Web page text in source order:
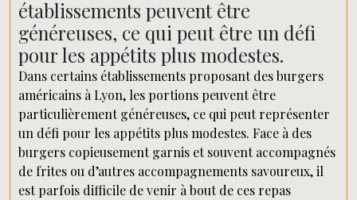
établissements peuvent être
généreuses, ce qui peut être un défi
pour les appétits plus modestes.
Dans certains établissements proposant des burgers
américains à Lyon, les portions peuvent être
particulièrement généreuses, ce qui peut représenter
un défi pour les appétits plus modestes. Face à des
burgers copieusement garnis et souvent accompagnés
de frites ou d’autres accompagnements savoureux, il
est parfois difficile de venir à bout de ces repas